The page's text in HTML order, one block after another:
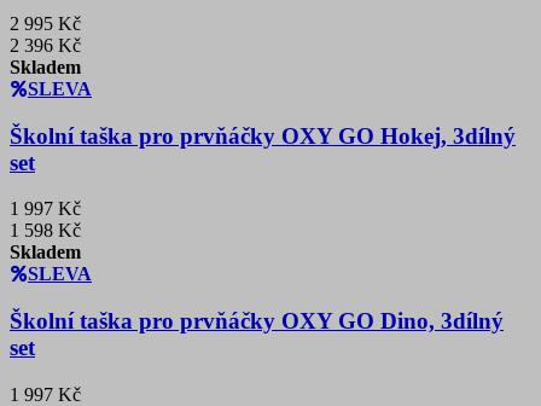
2 995 Kč
2 396 Kč
Skladem
SLEVA
Školní taška pro prvňáčky OXY GO Hokej, 3dílný
set
1 997 Kč
1 598 Kč
Skladem
SLEVA
Školní taška pro prvňáčky OXY GO Dino, 3dílný
set
1 997 Kč